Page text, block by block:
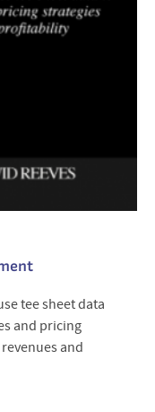
tee sheet data
and pricing
and